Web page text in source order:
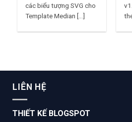
các biểu tượng SVG cho
Template Median [...]
LIÊN HỆ
THIẾT KẾ BLOGSPOT